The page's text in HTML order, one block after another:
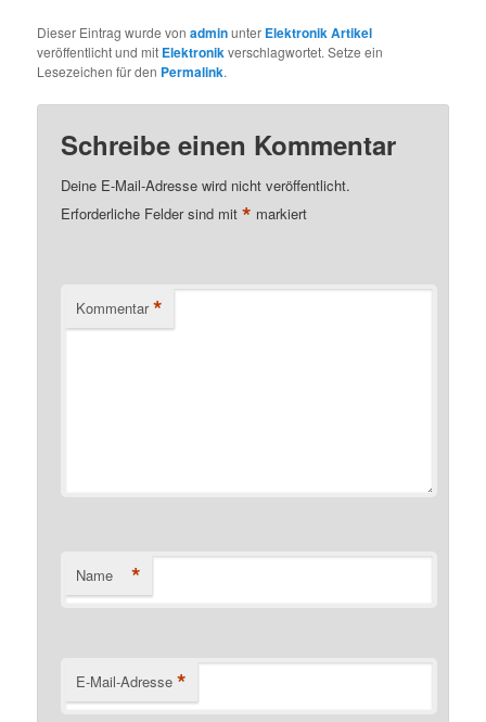
Dieser Eintrag wurde vonadminunter Elektronik Artikel
veröffentlicht und mit Elektronikverschlagwortet. Setze ein
Lesezeichen für den Permalink.
Schreibe einen Kommentar
Deine E-Mail-Adresse wird nicht veröffentlicht.
Erforderliche Felder sind mit* markiert
Kommentar *
Name *
E-Mail-Adresse *